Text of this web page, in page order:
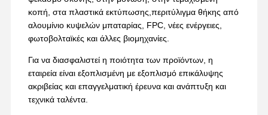
κοπή, στα πλαστικά εκτύπωσης,περιτύλιγμα θήκης από
αλουμίνιο κυψελών μπαταρίας, FPC, νέες ενέργειες,
φωτοβολταϊκές και άλλες βιομηχανίες.
Για να διασφαλιστεί η ποιότητα των προϊόντων, η
εταιρεία είναι εξοπλισμένη με εξοπλισμό επικάλυψης
ακριβείας και επαγγελματική έρευνα και ανάπτυξη και
τεχνικά ταλέντα.